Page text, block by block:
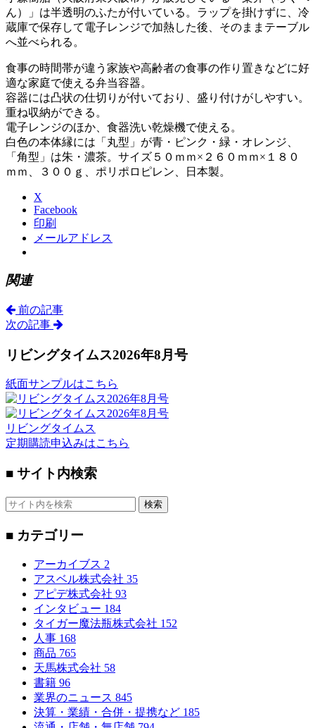
ん）」は半透明のふたが付いている。ラップを掛けずに、冷
蔵庫で保存して電子レンジで加熱した後、そのままテーブル
へ並べられる。
食事の時間帯が違う家族や高齢者の食事の作り置きなどに好
適な家庭で使える弁当容器。
容器には凸状の仕切りが付いており、盛り付けがしやすい。
重ね収納ができる。
電子レンジのほか、食器洗い乾燥機で使える。
白色の本体縁には「丸型」が青・ピンク・緑・オレンジ、
「角型」は朱・濃茶。サイズ５０ｍｍ×２６０ｍｍ×１８０
ｍｍ、３００ｇ、ポリポロピレン、日本製。
X
Facebook
印刷
メールアドレス
関連
前の記事
次の記事
リビングタイムス2026年8月号
紙面サンプルはこちら
リビングタイムス
定期購読申込みはこちら
■ サイト内検索
検索
■ カテゴリー
アーカイブス 2
アスベル株式会社 35
アピデ株式会社 93
インタビュー 184
タイガー魔法瓶株式会社 152
人事 168
商品 765
天馬株式会社 58
書籍 96
業界のニュース 845
決算・業績・合併・提携など 185